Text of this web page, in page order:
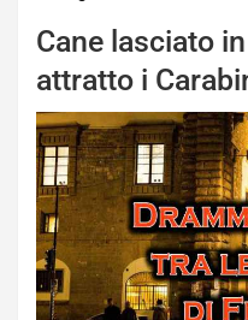
Cane lasciato
attratto i